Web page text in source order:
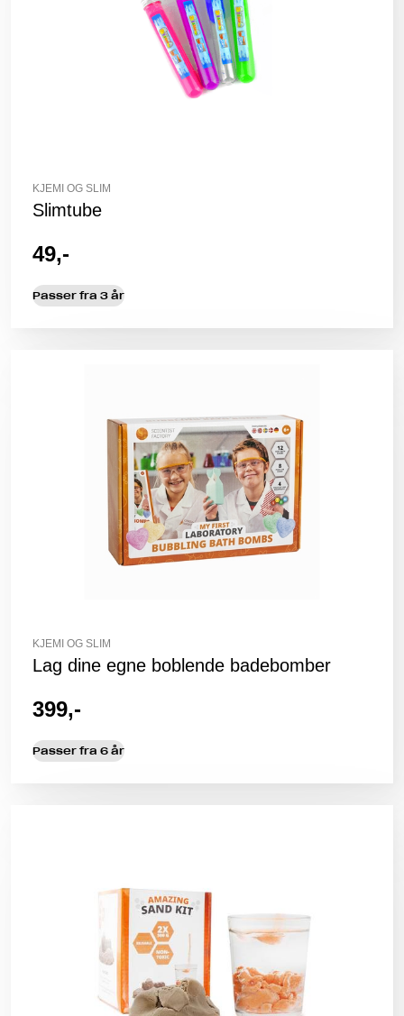
KJEMI OG SLIM
Slimtube
49,-
Passer fra 3 år
KJEMI OG SLIM
Lag dine egne boblende badebomber
399,-
Passer fra 6 år